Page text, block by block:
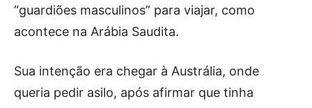
“guardiões masculinos” para viajar, como
acontece na Arábia Saudita.
Sua intenção era chegar à Austrália, onde
queria pedir asilo, após afirmar que tinha